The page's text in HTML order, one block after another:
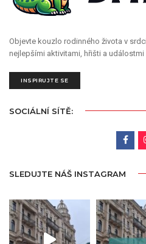
Objevte kouzlo rodinného života v
nejlepšími aktivitami, hřišti a událostmi
INSPIRUJTE SE
SOCIÁLNÍ SÍTĚ:
SLEDUJTE NÁŠ INSTAGRAM